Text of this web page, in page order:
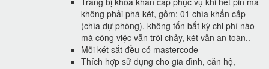
không phải phá két, gồm: 01 chìa khẩn cấp
(chìa dự phòng). không tốn bất kỳ chi phí nào
mà công việc vẫn trôi chảy, két vẫn an toàn..
Mỗi két sắt đều có mastercode
Thích hợp sử dụng cho gia đình, căn hộ,